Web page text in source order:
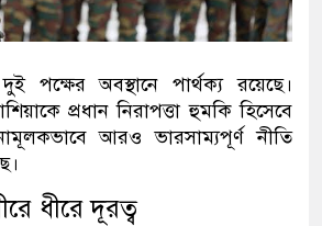
পক্ষের অবস্থানে পার্থক্য রয়েছে।
প্রধান নিরাপত্তা হুমকি হিসেবে
আরও ভারসাম্যপূর্ণ নীতি
ধীরে দূরত্ব